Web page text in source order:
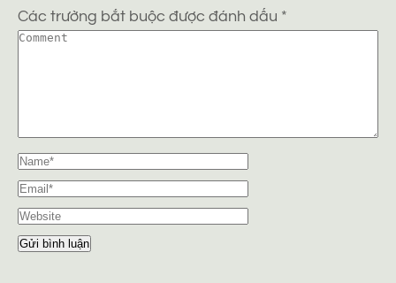
Các trường bắt buộc được đánh dấu *